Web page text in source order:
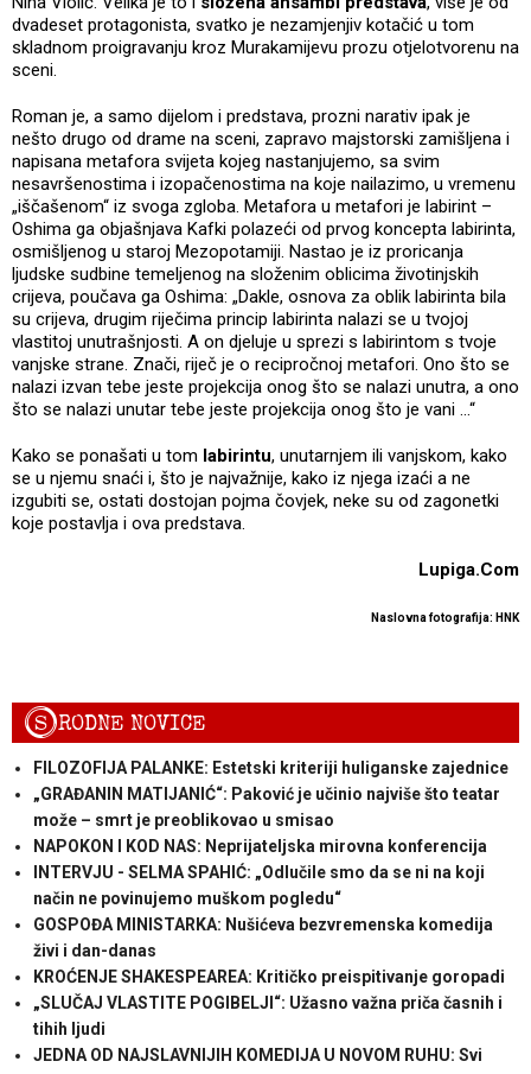
dvadeset protagonista, svatko je nezamjenjiv kotačić u tom
skladnom proigravanju kroz Murakamijevu prozu otjelotvorenu na
sceni.
Roman je, a samo dijelom i predstava, prozni narativ ipak je
nešto drugo od drame na sceni, zapravo majstorski zamišljena i
napisana metafora svijeta kojeg nastanjujemo, sa svim
nesavršenostima i izopačenostima na koje nailazimo, u vremenu
„iščašenom“ iz svoga zgloba. Metafora u metafori je labirint –
Oshima ga objašnjava Kafki polazeći od prvog koncepta labirinta,
osmišljenog u staroj Mezopotamiji. Nastao je iz proricanja
ljudske sudbine temeljenog na složenim oblicima životinjskih
crijeva, poučava ga Oshima: „Dakle, osnova za oblik labirinta bila
su crijeva, drugim riječima princip labirinta nalazi se u tvojoj
vlastitoj unutrašnjosti. A on djeluje u sprezi s labirintom s tvoje
vanjske strane. Znači, riječ je o recipročnoj metafori. Ono što se
nalazi izvan tebe jeste projekcija onog što se nalazi unutra, a ono
što se nalazi unutar tebe jeste projekcija onog što je vani …“
Kako se ponašati u tom labirintu, unutarnjem ili vanjskom, kako
se u njemu snaći i, što je najvažnije, kako iz njega izaći a ne
izgubiti se, ostati dostojan pojma čovjek, neke su od zagonetki
koje postavlja i ova predstava.
Lupiga.Com
Naslovna fotografija: HNK
SRODNE NOVICE
FILOZOFIJA PALANKE: Estetski kriteriji huliganske zajednice
„GRAĐANIN MATIJANIĆ“: Paković je učinio najviše što teatar
može – smrt je preoblikovao u smisao
NAPOKON I KOD NAS: Neprijateljska mirovna konferencija
INTERVJU - SELMA SPAHIĆ: „Odlučile smo da se ni na koji
način ne povinujemo muškom pogledu“
GOSPOĐA MINISTARKA: Nušićeva bezvremenska komedija
živi i dan-danas
KROĆENJE SHAKESPEAREA: Kritičko preispitivanje goropadi
„SLUČAJ VLASTITE POGIBELJI“: Užasno važna priča časnih i
tihih ljudi
JEDNA OD NAJSLAVNIJIH KOMEDIJA U NOVOM RUHU: Svi